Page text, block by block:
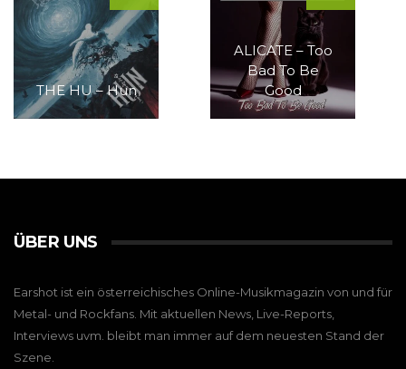
THE HU – Hun
ALICATE – Too
Bad To Be
Good
ÜBER UNS
Earshot ist ein österreichisches Online-Musikmagazin von und für
Metal- und Rockfans. Mit aktuellen News, Live-Reports,
Interviews uvm. bleibt man immer auf dem neuesten Stand der
Szene.